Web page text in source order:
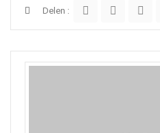
Delen :